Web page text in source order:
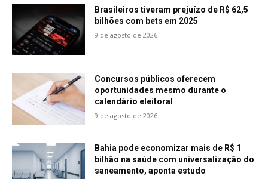
Brasileiros tiveram prejuízo de R$ 62,5
bilhões com bets em 2025
9 de agosto de 2026
Concursos públicos oferecem
oportunidades mesmo durante o
calendário eleitoral
9 de agosto de 2026
Bahia pode economizar mais de R$ 1
bilhão na saúde com universalização do
saneamento, aponta estudo